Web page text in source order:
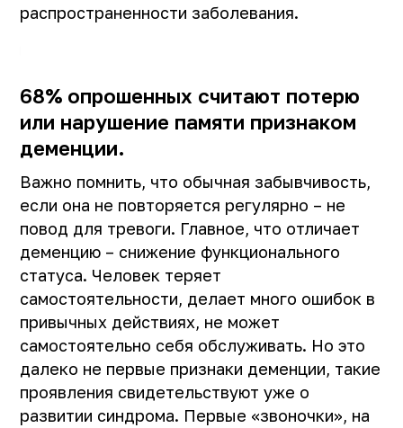
распространенности заболевания.
68% опрошенных считают потерю
или нарушение памяти признаком
деменции.
Важно помнить, что обычная забывчивость,
если она не повторяется регулярно – не
повод для тревоги. Главное, что отличает
деменцию – снижение функционального
статуса. Человек теряет
самостоятельности, делает много ошибок в
привычных действиях, не может
самостоятельно себя обслуживать. Но это
далеко не первые признаки деменции, такие
проявления свидетельствуют уже о
развитии синдрома. Первые «звоночки», на